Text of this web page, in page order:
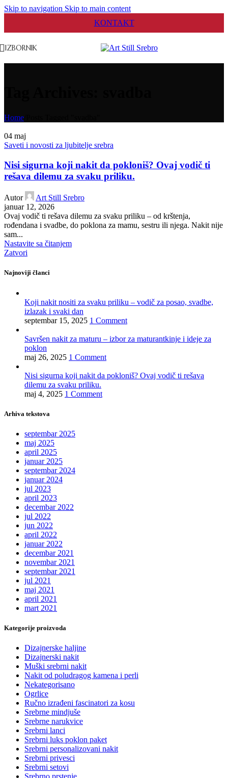
Skip to navigation Skip to main content
KONTAKT
IZBORNIK
Home
04 maj
Saveti i novosti za ljubitelje srebra
Nisi sigurna koji nakit da pokloniš? Ovaj vodič ti
rešava dilemu za svaku priliku.
Autor
Art Still Srebro
januar 12, 2026
Ovaj vodič ti rešava dilemu za svaku priliku – od krštenja,
rođendana i svadbe, do poklona za mamu, sestru ili njega. Nakit nije
sam...
Nastavite sa čitanjem
Zatvori
Najnoviji članci
Koji nakit nositi za svaku priliku – vodič za posao, svadbe,
izlazak i svaki dan
septembar 15, 2025 1 Comment
Savršen nakit za maturu – izbor za maturantkinje i ideje za
poklon
maj 26, 2025 1 Comment
Nisi sigurna koji nakit da pokloniš? Ovaj vodič ti rešava
dilemu za svaku priliku.
maj 4, 2025 1 Comment
Arhiva tekstova
septembar 2025
maj 2025
april 2025
januar 2025
septembar 2024
januar 2024
jul 2023
april 2023
decembar 2022
jul 2022
jun 2022
april 2022
januar 2022
decembar 2021
novembar 2021
septembar 2021
jul 2021
maj 2021
april 2021
mart 2021
Kategorije proizvoda
Dizajnerske haljine
Dizajnerski nakit
Muški srebrni nakit
Nakit od poludragog kamena i perli
Nekategorisano
Ogrlice
Ručno izrađeni fascinatori za kosu
Srebrne mindjuše
Srebrne narukvice
Srebrni lanci
Srebrni luks poklon paket
Srebrni personalizovani nakit
Srebrni privesci
Srebrni setovi